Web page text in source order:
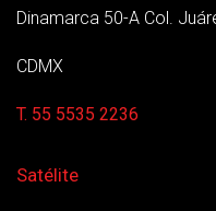
Dinamarca 50-A Col.
CDMX
T. 55 5535 2236
Satélite